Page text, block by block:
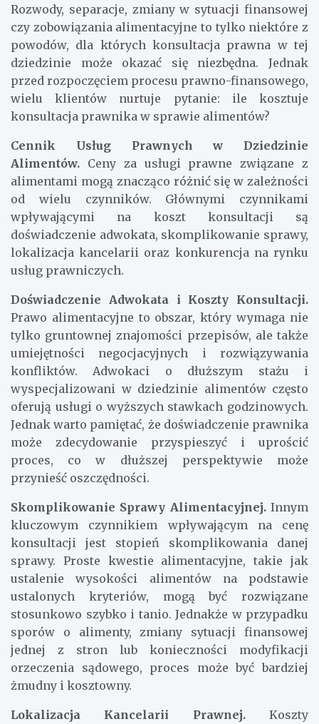
Rozwody, separacje, zmiany w sytuacji finansowej
czy zobowiązania alimentacyjne to tylko niektóre z
powodów, dla których konsultacja prawna w tej
dziedzinie może okazać się niezbędna. Jednak
przed rozpoczęciem procesu prawno-finansowego,
wielu klientów nurtuje pytanie: ile kosztuje
konsultacja prawnika w sprawie alimentów?
Cennik Usług Prawnych w Dziedzinie
Alimentów. Ceny za usługi prawne związane z
alimentami mogą znacząco różnić się w zależności
od wielu czynników. Głównymi czynnikami
wpływającymi na koszt konsultacji są
doświadczenie adwokata, skomplikowanie sprawy,
lokalizacja kancelarii oraz konkurencja na rynku
usług prawniczych.
Doświadczenie Adwokata i Koszty Konsultacji.
Prawo alimentacyjne to obszar, który wymaga nie
tylko gruntownej znajomości przepisów, ale także
umiejętności negocjacyjnych i rozwiązywania
konfliktów. Adwokaci o dłuższym stażu i
wyspecjalizowani w dziedzinie alimentów często
oferują usługi o wyższych stawkach godzinowych.
Jednak warto pamiętać, że doświadczenie prawnika
może zdecydowanie przyspieszyć i uprościć
proces, co w dłuższej perspektywie może
przynieść oszczędności.
Skomplikowanie Sprawy Alimentacyjnej. Innym
kluczowym czynnikiem wpływającym na cenę
konsultacji jest stopień skomplikowania danej
sprawy. Proste kwestie alimentacyjne, takie jak
ustalenie wysokości alimentów na podstawie
ustalonych kryteriów, mogą być rozwiązane
stosunkowo szybko i tanio. Jednakże w przypadku
sporów o alimenty, zmiany sytuacji finansowej
jednej z stron lub konieczności modyfikacji
orzeczenia sądowego, proces może być bardziej
żmudny i kosztowny.
Lokalizacja Kancelarii Prawnej. Koszty